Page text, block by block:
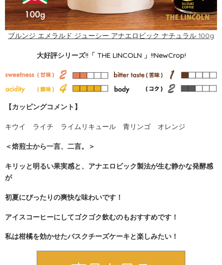
ブルンジ エメラルド ジューシー アナエロビック ナチュラル 100g
大好評シリーズ!!「 THE LINCOLN 」!!NewCrop!
【カッピングコメント】
キウイ ライチ ライムリキュール 青リンゴ オレンジ
＜焙煎士から一言、二言。＞
キリッと明るい果実感と、アナエロビック製法が生む静かな発酵感
が
初夏にぴったりの爽快な味わいです！
アイスコーヒーにしてゴクゴク飲むのもおすすめです！
私は柑橘を効かせたバスクチーズケーキと楽しみたい！